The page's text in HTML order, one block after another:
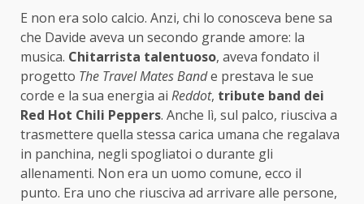
E non era solo calcio. Anzi, chi lo conosceva bene sa
che Davide aveva un secondo grande amore: la
musica. Chitarrista talentuoso, aveva fondato il
progetto The Travel Mates Bande prestava le sue
corde e la sua energia ai Reddot, tribute band dei
Red Hot Chili Peppers. Anche lì, sul palco, riusciva a
trasmettere quella stessa carica umana che regalava
in panchina, negli spogliatoi o durante gli
allenamenti. Non era un uomo comune, ecco il
punto. Era uno che riusciva ad arrivare alle persone,